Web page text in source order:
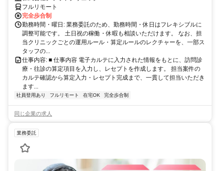
フルリモート
完全歩合制
勤務時間・曜日: 業務委託のため、勤務時間・休日はフレキシブルに
調整可能です。 土日祝の稼働・休暇も相談いただけます。 なお、担
当クリニックごとの運用ルール・算定ルールのレクチャーを、一部ス
タッフの...
仕事内容: ■ 仕事内容 電子カルテに入力された情報をもとに、訪問診
療・往診の算定項目を入力し、レセプトを作成します。 担当案件の
カルテ確認から算定入力・レセプト完成まで、一貫して担当いただき
ます...
社員登用あり フルリモート 在宅OK 完全歩合制
同じ企業の求人
業務委託